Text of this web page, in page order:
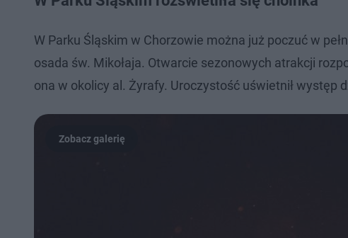
W Parku Śląskim w Chorzowie można już poczuć w
osada św. Mikołaja. Otwarcie sezonowych atrakcji
ona w okolicy al. Żyrafy. Uroczystość uświetnił występ